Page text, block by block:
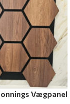
Vægpanel